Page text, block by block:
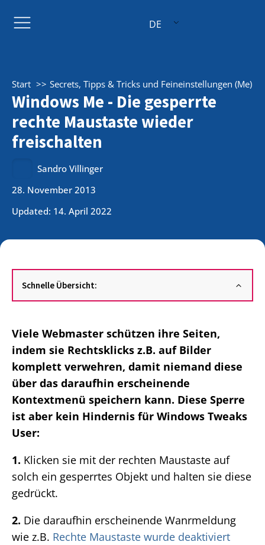
DE
Start Secrets, Tipps & Tricks und Feineinstellungen (Me)
Windows Me - Die gesperrte
rechte Maustaste wieder
freischalten
Sandro Villinger
28. November 2013
Updated: 14. April 2022
Schnelle Übersicht:
Viele Webmaster schützen ihre Seiten,
indem sie Rechtsklicks z.B. auf Bilder
komplett verwehren, damit niemand diese
über das daraufhin erscheinende
Kontextmenü speichern kann. Diese Sperre
ist aber kein Hindernis für Windows Tweaks
User:
1. Klicken sie mit der rechten Maustaste auf
solch ein gesperrtes Objekt und halten sie diese
gedrückt.
2. Die daraufhin erscheinende Wanrmeldung
wie z.B. Rechte Maustaste wurde deaktiviert